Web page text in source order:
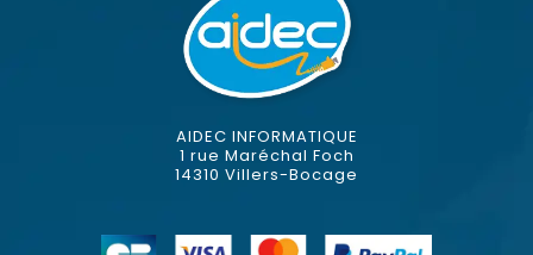
AIDEC INFORMATIQUE
1 rue Maréchal Foch
14310 Villers-Bocage